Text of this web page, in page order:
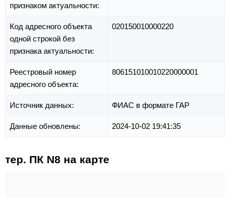
признаком актуальности:
Код адресного объекта
одной строкой без
признака актуальности:
020150010000220
Реестровый номер
адресного объекта:
806151010010220000001
Источник данных: ФИАС в формате ГАР
Данные обновлены: 2024-10-02 19:41:35
тер. ПК N8 на карте